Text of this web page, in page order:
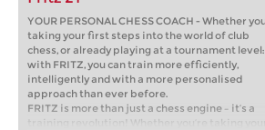
YOUR PERSONAL CHESS COACH - Whether
taking your first steps into the world of club
chess, or already playing at a tournament level:
with FRITZ, you can train more efficiently,
intelligently and with a more personalised
approach than ever before.
FRITZ is more than just a chess engine – it’s a
training revolution! Whether you’re taking your